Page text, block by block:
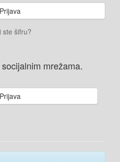
ste šifru?
mrežama.
Prijava